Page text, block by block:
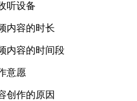
听设备
内容的时长
内容的时间段
意愿
创作的原因